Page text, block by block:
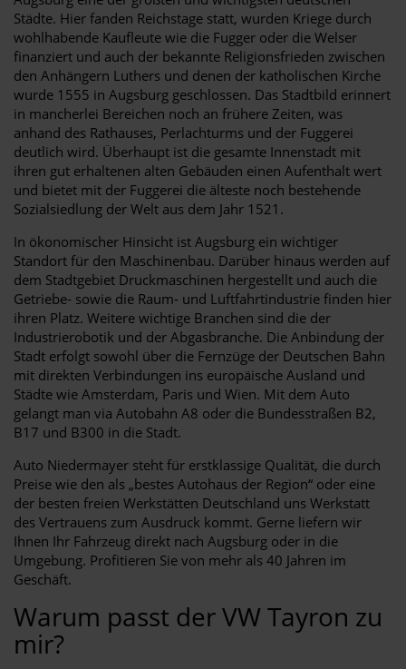
Städte. Hier fanden Reichstage statt, wurden Kriege durch
wohlhabende Kaufleute wie die Fugger oder die Welser
finanziert und auch der bekannte Religionsfrieden zwischen
den Anhängern Luthers und denen der katholischen Kirche
wurde 1555 in Augsburg geschlossen. Das Stadtbild erinnert
in mancherlei Bereichen noch an frühere Zeiten, was
anhand des Rathauses, Perlachturms und der Fuggerei
deutlich wird. Überhaupt ist die gesamte Innenstadt mit
ihren gut erhaltenen alten Gebäuden einen Aufenthalt wert
und bietet mit der Fuggerei die älteste noch bestehende
Sozialsiedlung der Welt aus dem Jahr 1521.
In ökonomischer Hinsicht ist Augsburg ein wichtiger
Standort für den Maschinenbau. Darüber hinaus werden auf
dem Stadtgebiet Druckmaschinen hergestellt und auch die
Getriebe- sowie die Raum- und Luftfahrtindustrie finden hier
ihren Platz. Weitere wichtige Branchen sind die der
Industrierobotik und der Abgasbranche. Die Anbindung der
Stadt erfolgt sowohl über die Fernzüge der Deutschen Bahn
mit direkten Verbindungen ins europäische Ausland und
Städte wie Amsterdam, Paris und Wien. Mit dem Auto
gelangt man via Autobahn A8 oder die Bundesstraßen B2,
B17 und B300 in die Stadt.
Auto Niedermayer steht für erstklassige Qualität, die durch
Preise wie den als „bestes Autohaus der Region“ oder eine
der besten freien Werkstätten Deutschland uns Werkstatt
des Vertrauens zum Ausdruck kommt. Gerne liefern wir
Ihnen Ihr Fahrzeug direkt nach Augsburg oder in die
Umgebung. Profitieren Sie von mehr als 40 Jahren im
Geschäft.
Warum passt der VW Tayron zu
mir?